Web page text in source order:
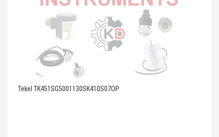
Tekel TK451SG5001130SK410S07OP